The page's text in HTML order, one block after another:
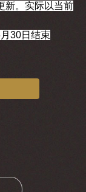
新。实际以当前
30日结束